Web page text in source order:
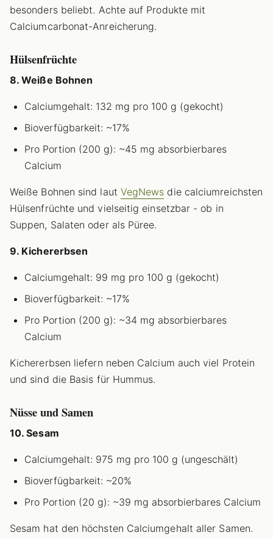
besonders beliebt. Achte auf Produkte mit
Calciumcarbonat-Anreicherung.
Hülsenfrüchte
8. Weiße Bohnen
Calciumgehalt: 132 mg pro 100 g (gekocht)
Bioverfügbarkeit: ~17%
Pro Portion (200 g): ~45 mg absorbierbares
Calcium
Weiße Bohnen sind laut VegNews die calciumreichsten
Hülsenfrüchte und vielseitig einsetzbar - ob in
Suppen, Salaten oder als Püree.
9. Kichererbsen
Calciumgehalt: 99 mg pro 100 g (gekocht)
Bioverfügbarkeit: ~17%
Pro Portion (200 g): ~34 mg absorbierbares
Calcium
Kichererbsen liefern neben Calcium auch viel Protein
und sind die Basis für Hummus.
Nüsse und Samen
10. Sesam
Calciumgehalt: 975 mg pro 100 g (ungeschält)
Bioverfügbarkeit: ~20%
Pro Portion (20 g): ~39 mg absorbierbares Calcium
Sesam hat den höchsten Calciumgehalt aller Samen.